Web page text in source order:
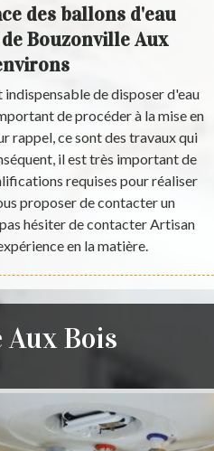
des ballons d'eau
Bouzonville Aux
de disposer d'eau
de procéder à la mise en
rappel, ce sont des travaux qui
il est très important de
requises pour réaliser
proposer de contacter un
hésiter de contacter Artisan
en la matière.
Bois